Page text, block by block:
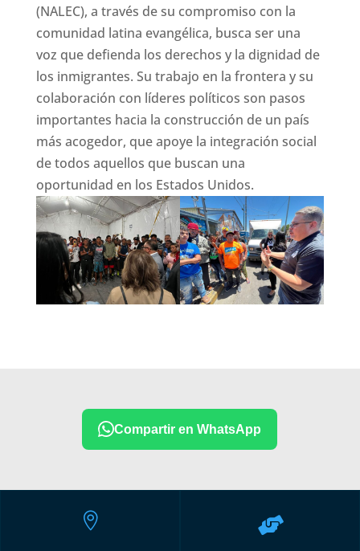
(NALEC), a través de su compromiso con la
comunidad latina evangélica, busca ser una
voz que defienda los derechos y la dignidad de
los inmigrantes. Su trabajo en la frontera y su
colaboración con líderes políticos son pasos
importantes hacia la construcción de un país
más acogedor, que apoye la integración social
de todos aquellos que buscan una
oportunidad en los Estados Unidos.
Compartir en WhatsApp
 